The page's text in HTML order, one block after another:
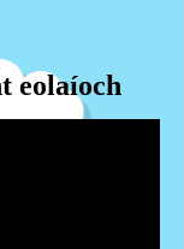
eolaíoch